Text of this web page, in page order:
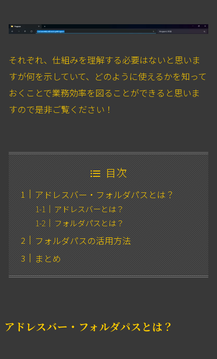
それぞれ、仕組みを理解する必要はないと思いま
すが何を示していて、どのように使えるかを知って
おくことで業務効率を図ることができると思いま
すので是非ご覧ください！
目次
アドレスバー・フォルダパスとは？
アドレスバーとは？
フォルダパスとは？
フォルダパスの活用方法
まとめ
アドレスバー・フォルダパスとは？